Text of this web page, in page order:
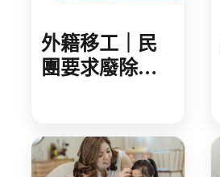
外籍移工｜民
團要求廢除家
手衛福部 減輕
家庭照顧負擔